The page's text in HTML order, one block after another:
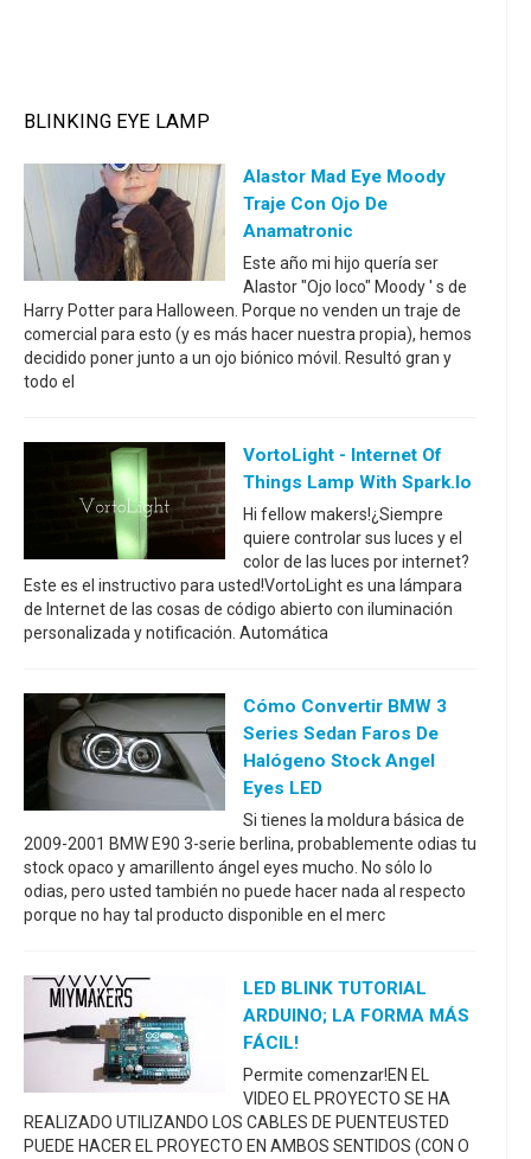
BLINKING EYE LAMP
Alastor Mad Eye Moody
Traje Con Ojo De
Anamatronic
Este año mi hijo quería ser
Alastor "Ojo loco" Moody ' s de
Harry Potter para Halloween. Porque no venden un traje de
comercial para esto (y es más hacer nuestra propia), hemos
decidido poner junto a un ojo biónico móvil. Resultó gran y
todo el
VortoLight - Internet Of
Things Lamp With Spark.io
Hi fellow makers!¿Siempre
quiere controlar sus luces y el
color de las luces por internet?
Este es el instructivo para usted!VortoLight es una lámpara
de Internet de las cosas de código abierto con iluminación
personalizada y notificación. Automática
Cómo Convertir BMW 3
Series Sedan Faros De
Halógeno Stock Angel
Eyes LED
Si tienes la moldura básica de
2009-2001 BMW E90 3-serie berlina, probablemente odias tu
stock opaco y amarillento ángel eyes mucho. No sólo lo
odias, pero usted también no puede hacer nada al respecto
porque no hay tal producto disponible en el merc
LED BLINK TUTORIAL
ARDUINO; LA FORMA MÁS
FÁCIL!
Permite comenzar!EN EL
VIDEO EL PROYECTO SE HA
REALIZADO UTILIZANDO LOS CABLES DE PUENTEUSTED
PUEDE HACER EL PROYECTO EN AMBOS SENTIDOS (CON O